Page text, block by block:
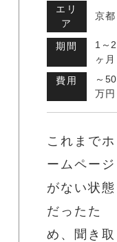
エリ
ア
京都
期間
1～2
ヶ月
費用
～50
万円
これまでホ
ームページ
がない状態
だったた
め、聞き取